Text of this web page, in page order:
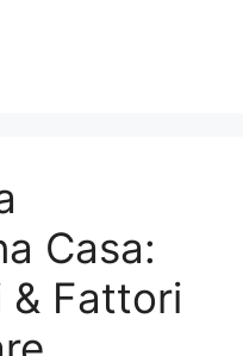
Casa:
& Fattori